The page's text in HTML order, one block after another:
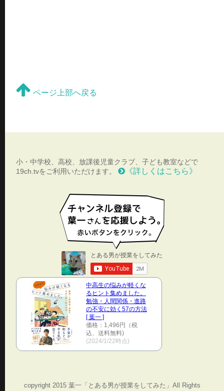
ページ上部へ戻る
小・中学校、高校、放課後児童クラブ、子ども教室などで
19ch.tvをご利用いただけます。
《詳しくはこちら》
中高生の悩みが軽くな
るヒント集めました。
勉強・人間関係・進路
の不安に効く57の方法
[ 葉一 ]
価格：1,496円（税
込、送料無料)
(2024/1/22時点)
copyright 2015 葉一「とある男が授業をしてみた」All Rights